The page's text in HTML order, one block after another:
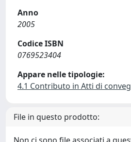
Anno
2005
Codice ISBN
0769523404
Appare nelle tipologie:
4.1 Contributo in Atti di
File in questo prodotto: